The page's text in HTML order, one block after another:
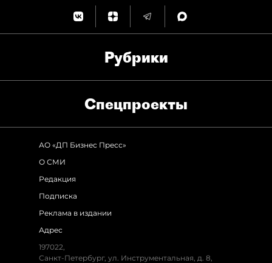
Рубрики
Спец­проекты
АО «ДП Бизнес Пресс»
О СМИ
Редакция
Подписка
Реклама в издании
Адрес
197022,
Санкт-Петербург, ул. Инструментальная, д. 8,